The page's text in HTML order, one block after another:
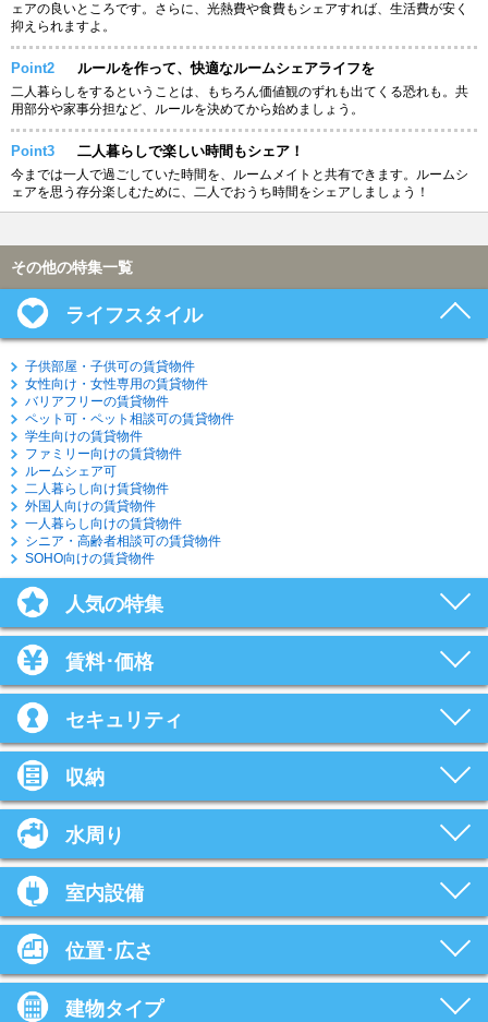
ェアの良いところです。さらに、光熱費や食費もシェアすれば、生活費が安く
抑えられますよ。
Point2 ルールを作って、快適なルームシェアライフを
二人暮らしをするということは、もちろん価値観のずれも出てくる恐れも。共
用部分や家事分担など、ルールを決めてから始めましょう。
Point3 二人暮らしで楽しい時間もシェア！
今までは一人で過ごしていた時間を、ルームメイトと共有できます。ルームシ
ェアを思う存分楽しむために、二人でおうち時間をシェアしましょう！
その他の特集一覧
ライフスタイル
子供部屋・子供可の賃貸物件
女性向け・女性専用の賃貸物件
バリアフリーの賃貸物件
ペット可・ペット相談可の賃貸物件
学生向けの賃貸物件
ファミリー向けの賃貸物件
ルームシェア可
二人暮らし向け賃貸物件
外国人向けの賃貸物件
一人暮らし向けの賃貸物件
シニア・高齢者相談可の賃貸物件
SOHO向けの賃貸物件
人気の特集
賃料･価格
セキュリティ
収納
水周り
室内設備
位置･広さ
建物タイプ